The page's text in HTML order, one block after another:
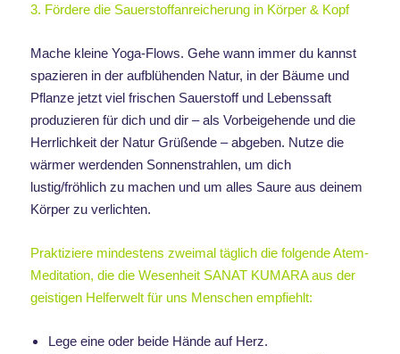
3. Fördere die Sauerstoffanreicherung in Körper & Kopf
Mache kleine Yoga-Flows. Gehe wann immer du kannst
spazieren in der aufblühenden Natur, in der Bäume und
Pflanze jetzt viel frischen Sauerstoff und Lebenssaft
produzieren für dich und dir – als Vorbeigehende und die
Herrlichkeit der Natur Grüßende – abgeben. Nutze die
wärmer werdenden Sonnenstrahlen, um dich
lustig/fröhlich zu machen und um alles Saure aus deinem
Körper zu verlichten.
Praktiziere mindestens zweimal täglich die folgende Atem-
Meditation, die die Wesenheit SANAT KUMARA aus der
geistigen Helferwelt für uns Menschen empfiehlt:
Lege eine oder beide Hände auf Herz.